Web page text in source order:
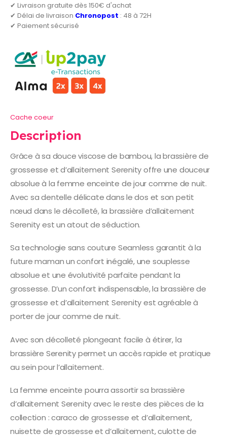
✔ Livraison gratuite dès 150€ d'achat
✔ Délai de livraison Chronopost : 48 à 72H
✔ Paiement sécurisé
Cache coeur
Description
Grâce à sa douce viscose de bambou, la brassière de
grossesse et d’allaitement Serenity offre une douceur
absolue à la femme enceinte de jour comme de nuit.
Avec sa dentelle délicate dans le dos et son petit
nœud dans le décolleté, la brassière d’allaitement
Serenity est un atout de séduction.
Sa technologie sans couture Seamless garantit à la
future maman un confort inégalé, une souplesse
absolue et une évolutivité parfaite pendant la
grossesse. D’un confort indispensable, la brassière de
grossesse et d’allaitement Serenity est agréable à
porter de jour comme de nuit.
Avec son décolleté plongeant facile à étirer, la
brassière Serenity permet un accès rapide et pratique
au sein pour l’allaitement.
La femme enceinte pourra assortir sa brassière
d’allaitement Serenity avec le reste des pièces de la
collection : caraco de grossesse et d’allaitement,
nuisette de grossesse et d’allaitement, culotte de